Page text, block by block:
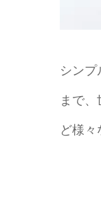
シン
まで
ど様